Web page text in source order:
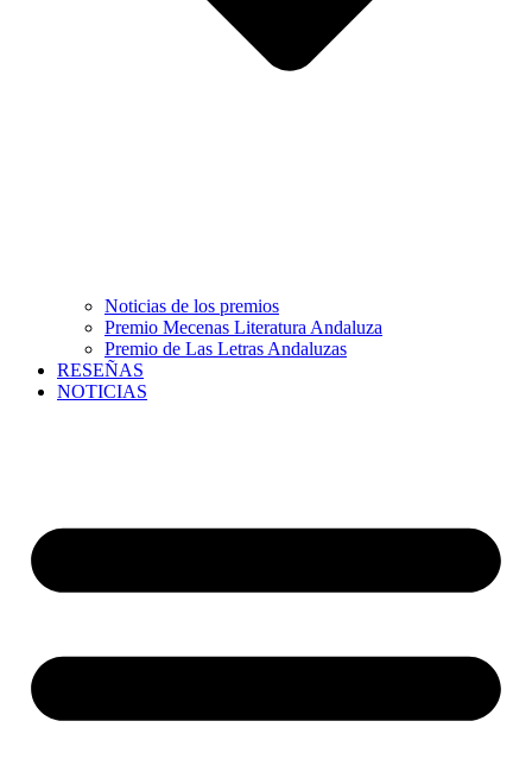
Noticias de los premios
Premio Mecenas Literatura Andaluza
Premio de Las Letras Andaluzas
RESEÑAS
NOTICIAS